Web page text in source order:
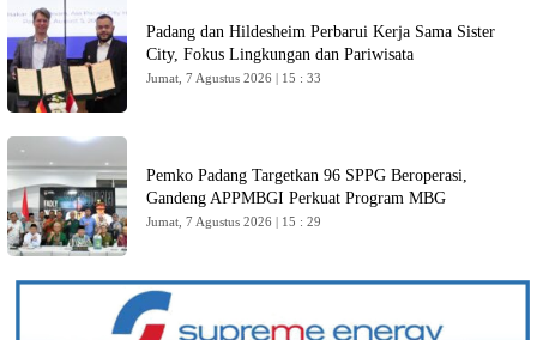
Padang dan Hildesheim Perbarui Kerja Sama Sister
City, Fokus Lingkungan dan Pariwisata
Jumat, 7 Agustus 2026 | 15 : 33
Pemko Padang Targetkan 96 SPPG Beroperasi,
Gandeng APPMBGI Perkuat Program MBG
Jumat, 7 Agustus 2026 | 15 : 29